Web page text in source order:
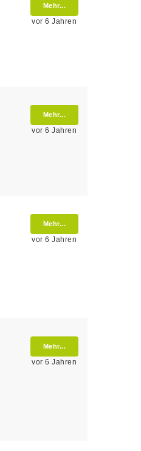
Mehr...
vor 6 Jahren
Mehr...
vor 6 Jahren
Mehr...
vor 6 Jahren
Mehr...
vor 6 Jahren